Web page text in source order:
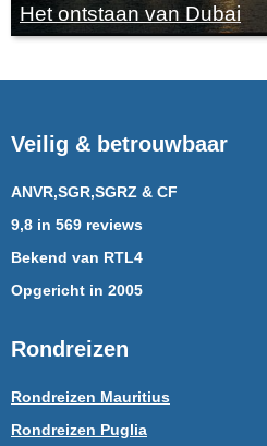
Het ontstaan van Dubai
Veilig & betrouwbaar
ANVR,SGR,SGRZ & CF
9,8 in 569 reviews
Bekend van RTL4
Opgericht in 2005
Rondreizen
Rondreizen Mauritius
Rondreizen Puglia